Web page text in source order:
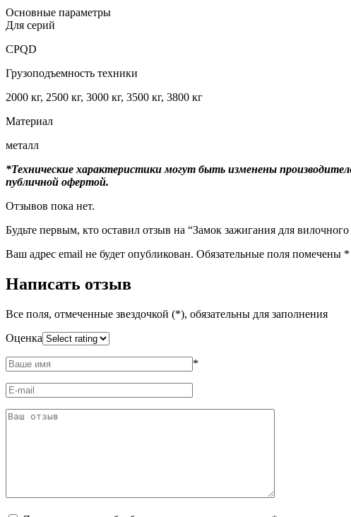
Основные параметры
Для серий
CPQD
Грузоподъемность техники
2000 кг, 2500 кг, 3000 кг, 3500 кг, 3800 кг
Материал
металл
*Технические характеристики могут быть изменены
публичной офертой.
Отзывов пока нет.
Будьте первым, кто оставил отзыв на “Замок зажигания для
Ваш адрес email не будет опубликован. Обязательные поля помечены *
Написать отзыв
Все поля, отмеченные звездочкой (*), обязательны для заполнения
Оценка
*